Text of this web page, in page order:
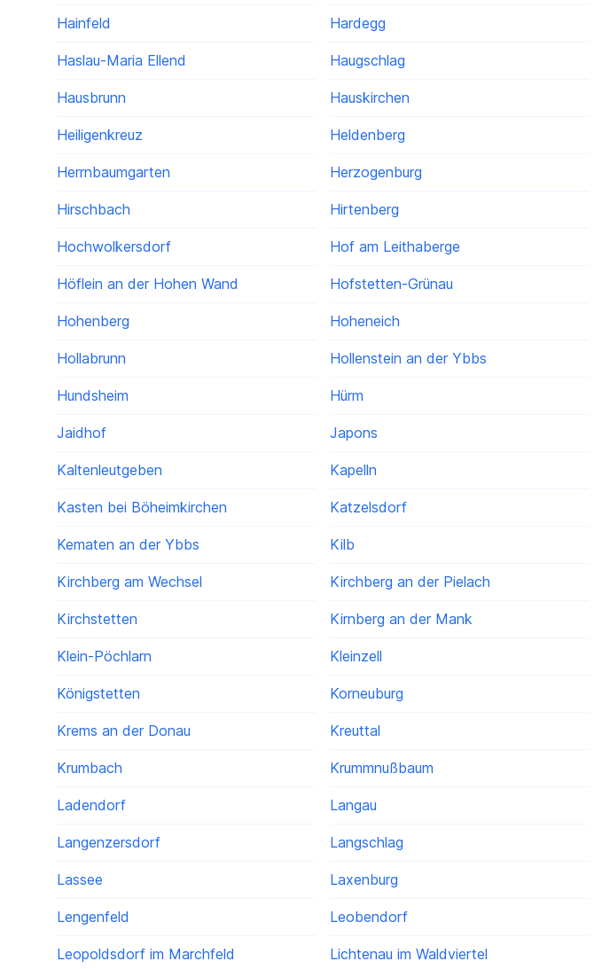
Hainfeld Hardegg
Haslau-Maria Ellend Haugschlag
Hausbrunn Hauskirchen
Heiligenkreuz Heldenberg
Herrnbaumgarten Herzogenburg
Hirschbach Hirtenberg
Hochwolkersdorf Hof am Leithaberge
Höflein an der Hohen Wand Hofstetten-Grünau
Hohenberg Hoheneich
Hollabrunn Hollenstein an der Ybbs
Hundsheim Hürm
Jaidhof Japons
Kaltenleutgeben Kapelln
Kasten bei Böheimkirchen Katzelsdorf
Kematen an der Ybbs Kilb
Kirchberg am Wechsel Kirchberg an der Pielach
Kirchstetten Kirnberg an der Mank
Klein-Pöchlarn Kleinzell
Königstetten Korneuburg
Krems an der Donau Kreuttal
Krumbach Krummnußbaum
Ladendorf Langau
Langenzersdorf Langschlag
Lassee Laxenburg
Lengenfeld Leobendorf
Leopoldsdorf im Marchfeld Lichtenau im Waldviertel